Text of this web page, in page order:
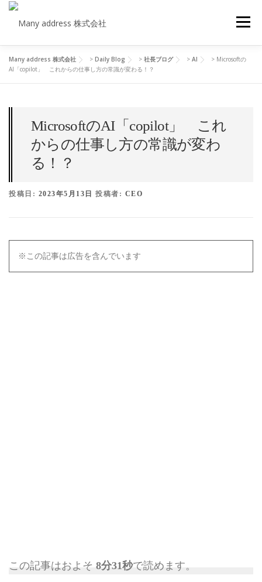
ン
メニュ
COMPANY PROFILE CEO BLOG
Many address 株式会社 > Daily Blog > 社長ブログ > AI > Microsoftの
AI「copilot」 これからの仕事し方の常識が変わる！？
MicrosoftのAI「copilot」 これ
からの仕事し方の常識が変わ
る！？
投稿日: 2023年5月13日 投稿者: CEO
※この記事は広告を含んでいます
この記事はおよそ 8分31秒で読めます。